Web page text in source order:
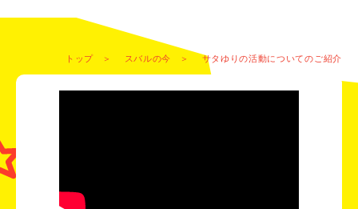
トップ スバルの今 サタゆりの活動についてのご紹介